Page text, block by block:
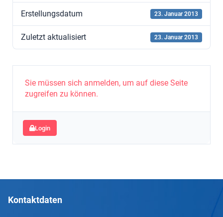
Erstellungsdatum 23. Januar 2013
Zuletzt aktualisiert 23. Januar 2013
Sie müssen sich anmelden, um auf diese Seite
zugreifen zu können.
Login
Kontaktdaten